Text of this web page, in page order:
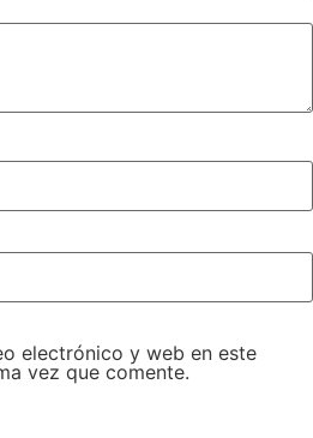
electrónico y web en este
vez que comente.